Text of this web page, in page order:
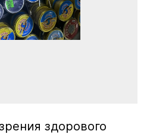
здорового